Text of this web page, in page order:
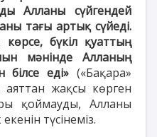
Алланы сүйгендей
тағы артық сүйеді.
бүкіл қуаттың
мәнінде Алланың
білсе еді» («Бақара»
аяттан жақсы көрген
қоймауды, Алланы
түсінеміз.